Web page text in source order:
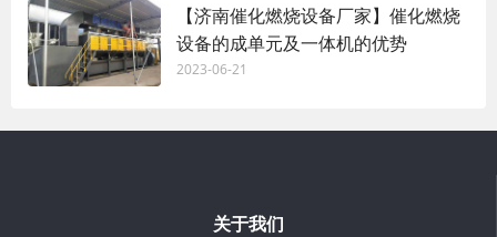
【济南催化燃烧设备厂家】催化燃烧
设备的成单元及一体机的优势
2023-06-21
关于我们